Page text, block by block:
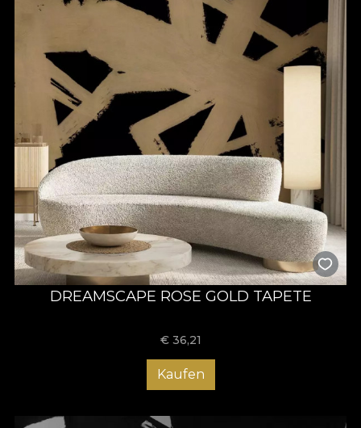
DREAMSCAPE ROSE GOLD TAPETE
€ 36,21
Kaufen